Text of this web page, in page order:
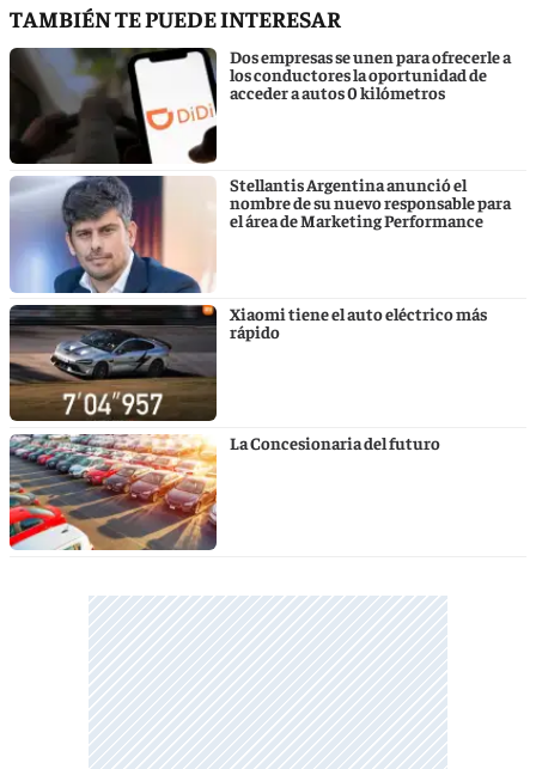
TAMBIÉN TE PUEDE INTERESAR
Dos empresas se unen para ofrecerle a
los conductores la oportunidad de
acceder a autos 0 kilómetros
Stellantis Argentina anunció el
nombre de su nuevo responsable para
el área de Marketing Performance
Xiaomi tiene el auto eléctrico más
rápido
La Concesionaria del futuro